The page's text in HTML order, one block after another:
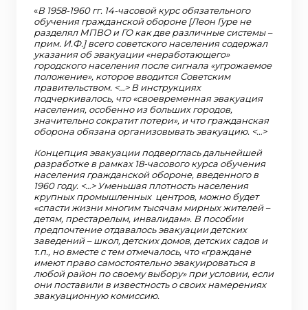
«В 1958-1960 гг. 14-часовой курс обязательного
обучения гражданской обороне [Леон Гуре не
разделял МПВО и ГО как две различные системы –
прим. И.Ф.] всего советского населения содержал
указания об эвакуации «неработающего»
городского населения после сигнала «угрожаемое
положение», которое вводится Советским
правительством. <…> В инструкциях
подчеркивалось, что «своевременная эвакуация
населения, особенно из больших городов,
значительно сократит потери», и что гражданская
оборона обязана организовывать эвакуацию. <…>
Концепция эвакуации подверглась дальнейшей
разработке в рамках 18-часового курса обучения
населения гражданской обороне, введенного в
1960 году. <…> Уменьшая плотность населения
крупных промышленных центров, можно будет
«спасти жизни многим тысячам мирных жителей –
детям, престарелым, инвалидам». В пособии
предпочтение отдавалось эвакуации детских
заведений – школ, детских домов, детских садов и
т.п., но вместе с тем отмечалось, что «граждане
имеют право самостоятельно эвакуироваться в
любой район по своему выбору» при условии, если
они поставили в известность о своих намерениях
эвакуационную комиссию.